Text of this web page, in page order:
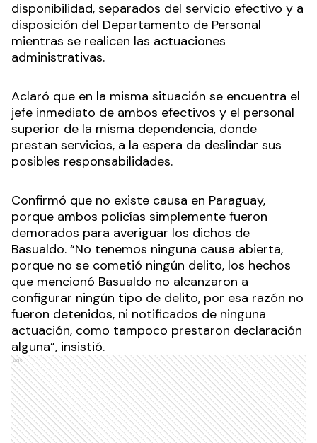
disponibilidad, separados del servicio efectivo y a
disposición del Departamento de Personal
mientras se realicen las actuaciones
administrativas.
Aclaró que en la misma situación se encuentra el
jefe inmediato de ambos efectivos y el personal
superior de la misma dependencia, donde
prestan servicios, a la espera da deslindar sus
posibles responsabilidades.
Confirmó que no existe causa en Paraguay,
porque ambos policías simplemente fueron
demorados para averiguar los dichos de
Basualdo. “No tenemos ninguna causa abierta,
porque no se cometió ningún delito, los hechos
que mencionó Basualdo no alcanzaron a
configurar ningún tipo de delito, por esa razón no
fueron detenidos, ni notificados de ninguna
actuación, como tampoco prestaron declaración
alguna”, insistió.
Ads